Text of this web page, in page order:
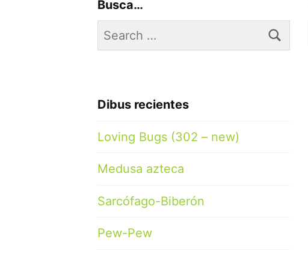
Busca…
Search
for:
Dibus recientes
Loving Bugs (302 – new)
Medusa azteca
Sarcófago-Biberón
Pew-Pew